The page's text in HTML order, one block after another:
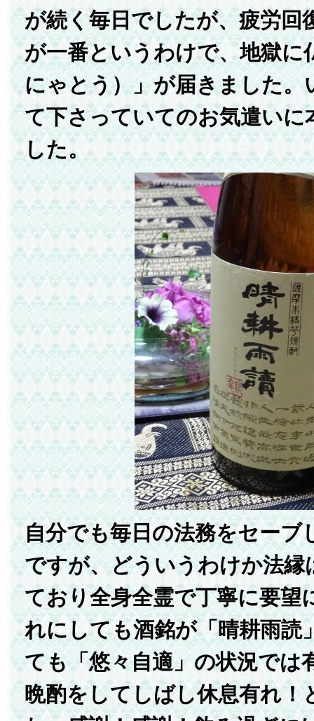
が続く毎日でしたが、疲労回
が一番というわけで、地獄に
にゃとう）」が届きました。
て下さっていてのお気遣いに
した。
自分でも毎日の法務をセーブ
ですが、どういうわけか法縁
ており全身全霊で丁寧に要望
れにしても酒銘が「晴耕雨読
ても「悠々自適」の状況では
晩酌をしてしばし休息有れ！